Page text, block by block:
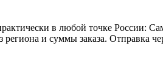
в любой точке России:
региона и суммы заказа. Отправка